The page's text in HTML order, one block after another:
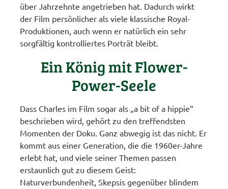
über Jahrzehnte angetrieben hat. Dadurch wirkt
der Film persönlicher als viele klassische Royal-
Produktionen, auch wenn er natürlich ein sehr
sorgfältig kontrolliertes Porträt bleibt.
Ein König mit Flower-
Power-Seele
Dass Charles im Film sogar als „a bit of a hippie“
beschrieben wird, gehört zu den treffendsten
Momenten der Doku. Ganz abwegig ist das nicht. Er
kommt aus einer Generation, die die 1960er-Jahre
erlebt hat, und viele seiner Themen passen
erstaunlich gut zu diesem Geist:
Naturverbundenheit, Skepsis gegenüber blindem